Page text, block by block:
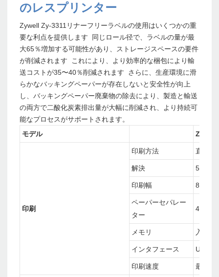
のレスプリンター
Zywell Zy-3311リナーフリーラベルの使用はいくつかの重
要な利点を提供します 同じロール径で、ラベルの量が最
大65％増加する可能性があり、ストレージスペースの要件
が削減されます これにより、より効率的な梱包により輸
送コストが35〜40％削減されます さらに、生産環境に滑
らかなバッキングペーパーが存在しないと安全性が向上
し、バッキングペーパー廃棄物の除去により、製造と輸送
の両方で二酸化炭素排出量が大幅に削減され、より持続可
能なプロセスがサポートされます。
モデル
ZY-
印刷
印刷方法 直接サ
解決 576ド
印刷幅 80mm
ペーパーセパレー
ター
40mm/
メモリ 入力バ
インタフェース
印刷速度 最大